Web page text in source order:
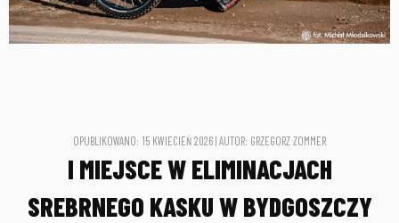
OPUBLIKOWANO: 15 KWIECIEŃ 2026 | AUTOR: GRZEGORZ ZOMMER
I MIEJSCE W ELIMINACJACH
SREBRNEGO KASKU W BYDGOSZCZY